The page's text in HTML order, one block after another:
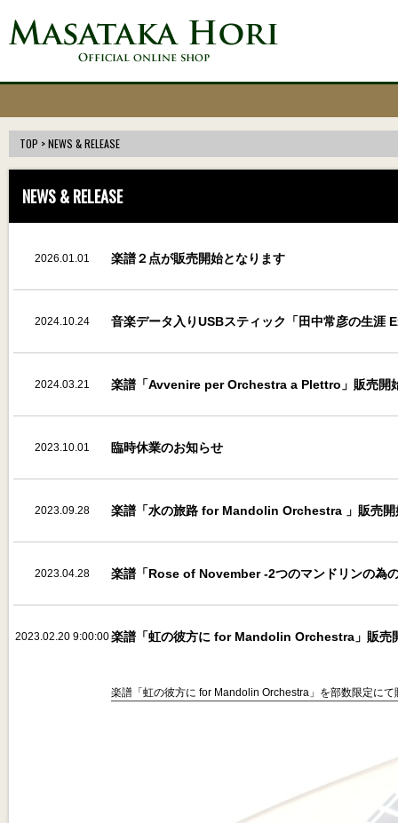
TOP > NEWS & RELEASE
NEWS & RELEASE
2026.01.01 楽譜２点が販売開始となります
2024.10.24 音楽データ入りUSBスティック「田中常彦の生涯
2024.03.21 楽譜「Avvenire per Orchestra a Plettro」販売開
2023.10.01 臨時休業のお知らせ
2023.09.28 楽譜「水の旅路 for Mandolin Orchestra 」販売開
2023.04.28 楽譜「Rose of November -2つのマンドリンの為
2023.02.20 9:00:00楽譜「虹の彼方に for Mandolin Orchestra」販売
楽譜「虹の彼方に for Mandolin Orchestra」を部数限定にて